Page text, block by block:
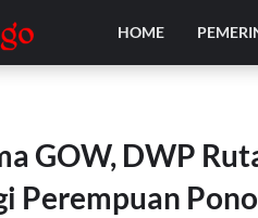
HOME
GOW, DWP
Perempuan